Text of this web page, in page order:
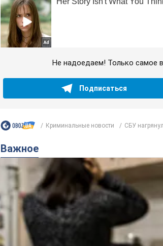
Не надоедаем! Только самое
Подписаться
Криминальные новости СБУ
Важное